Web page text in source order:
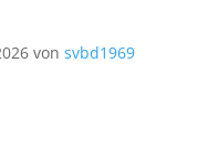
vonsvbd1969